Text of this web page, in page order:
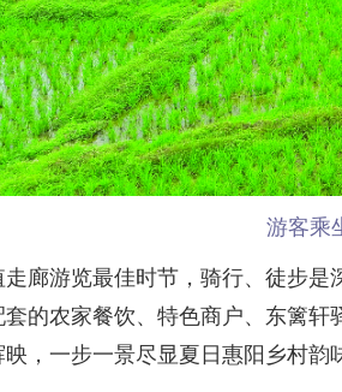
游客乘
游览最佳时节，骑行、徒步是
套的农家餐饮、特色商户、东篱
，一步一景尽显夏日惠阳乡村韵